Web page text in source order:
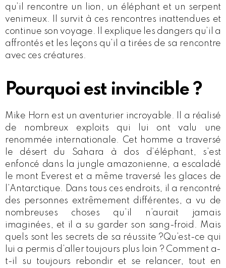
qu’il rencontre un lion, un éléphant et un serpent
venimeux. Il survit à ces rencontres inattendues et
continue son voyage. Il explique les dangers qu’il a
affrontés et les leçons qu’il a tirées de sa rencontre
avec ces créatures.
Pourquoi est invincible ?
Mike Horn est un aventurier incroyable. Il a réalisé
de nombreux exploits qui lui ont valu une
renommée internationale. Cet homme a traversé
le désert du Sahara à dos d’éléphant, s’est
enfoncé dans la jungle amazonienne, a escaladé
le mont Everest et a même traversé les glaces de
l’Antarctique. Dans tous ces endroits, il a rencontré
des personnes extrêmement différentes, a vu de
nombreuses choses qu’il n’aurait jamais
imaginées, et il a su garder son sang-froid. Mais
quels sont les secrets de sa réussite ?Qu’est-ce qui
lui a permis d’aller toujours plus loin ? Comment a-
t-il su toujours rebondir et se relancer, tout en